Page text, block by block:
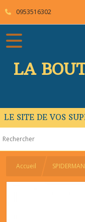
0953516302
LA
LE SITE DE VOS
Accueil SPIDERMAN